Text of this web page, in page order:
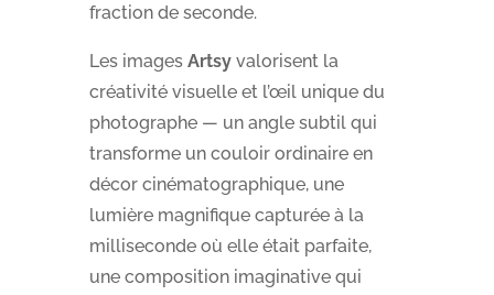
fraction de seconde.
Les images Artsyvalorisent la
créativité visuelle et l’œil unique du
photographe — un angle subtil qui
transforme un couloir ordinaire en
décor cinématographique, une
lumière magnifique capturée à la
milliseconde où elle était parfaite,
une composition imaginative qui